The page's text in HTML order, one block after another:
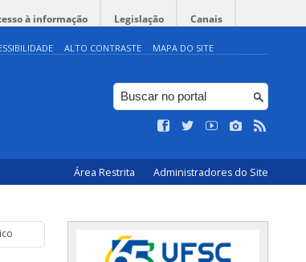
à informação Legislação Canais
ALTO CONTRASTE MAPA DO SITE
Área Restrita Administradores do Site